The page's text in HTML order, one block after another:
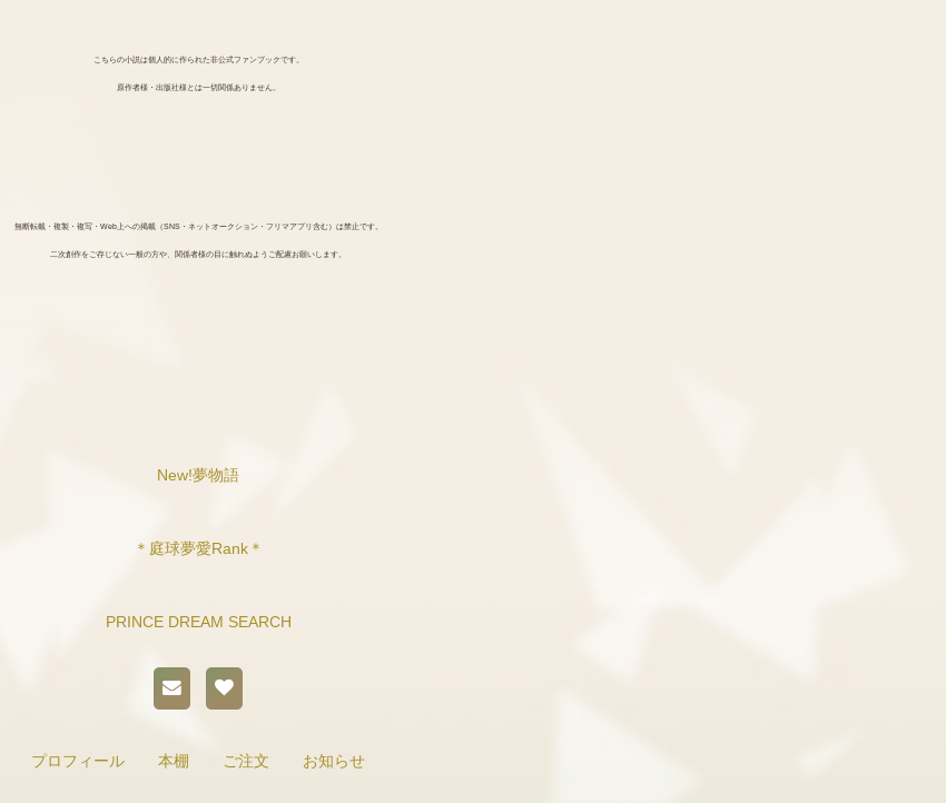
こちらの小説は個人的に作られた非公式ファンブックです。
原作者様・出版社様とは一切関係ありません。
無断転載・複製・複写・Web上への掲載（SNS・ネットオークション・フリマアプリ含む）は禁止です。
二次創作をご存じない一般の方や、関係者様の目に触れぬようご配慮お願いします。
New!夢物語
＊庭球夢愛Rank＊
PRINCE DREAM SEARCH
プロフィール 本棚 ご注文 お知らせ